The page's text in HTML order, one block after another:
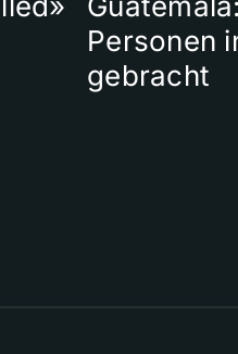
Personen
gebracht